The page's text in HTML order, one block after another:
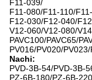
F11-039/
F11-080/F11-110/
F12-030/F12-040/
V12-060/V12-080/
PAVC100/PAVC65/
PV016/PV020/
Nachi:
PVD-3B-54/PVD-3B-
PZ-6B-180/PZ-6B-